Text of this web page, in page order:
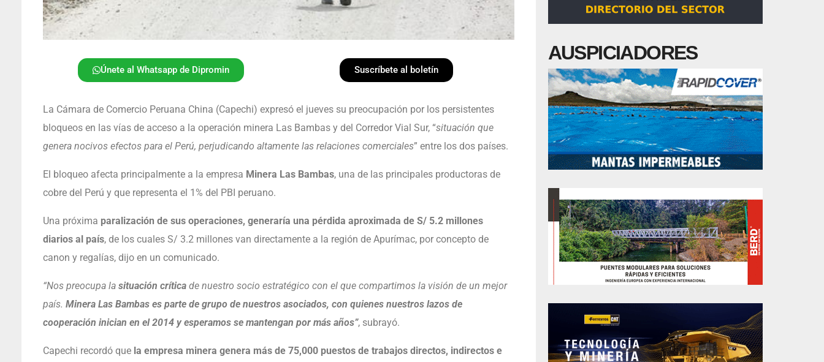
Únete al Whatsapp de Dipromin Suscríbete al boletín
La Cámara de Comercio Peruana China (Capechi) expresó el jueves su preocupación por los persistentes
bloqueos en las vías de acceso a la operación minera Las Bambas y del Corredor Vial Sur, “situación que
genera nocivos efectos para el Perú, perjudicando altamente las relaciones comerciales” entre los dos países.
El bloqueo afecta principalmente a la empresa Minera Las Bambas, una de las principales productoras de
cobre del Perú y que representa el 1% del PBI peruano.
Una próxima paralización de sus operaciones, generaría una pérdida aproximada de S/ 5.2 millones
diarios al país, de los cuales S/ 3.2 millones van directamente a la región de Apurímac, por concepto de
canon y regalías, dijo en un comunicado.
“Nos preocupa la situación críticade nuestro socio estratégico con el que compartimos la visión de un mejor
país. Minera Las Bambas es parte de grupo de nuestros asociados, con quienes nuestros lazos de
cooperación inician en el 2014 y esperamos se mantengan por más años”, subrayó.
Capechi recordó que la empresa minera genera más de 75,000 puestos de trabajos directos, indirectos e
AUSPICIADORES